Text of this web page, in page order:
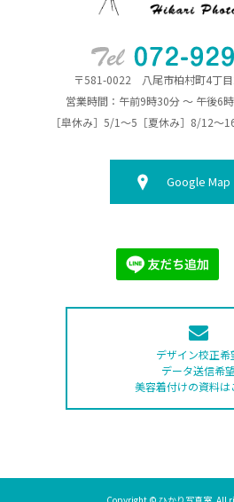
〒581-0022 八尾市柏村町4丁
営業時間：午前9時30分 ～ 午後6
［皐休み］5/1～5［夏休み］8/12～
Google Map
デザイン校正希
データ送信希
美容着付けの資料は